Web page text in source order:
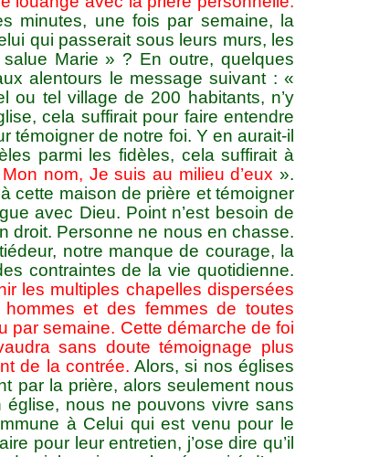
minutes, une fois par semaine, la
qui passerait sous leurs murs, les
Marie » ? En outre, quelques
alentours le message suivant : «
ou tel village de 200 habitants, n’y
cela suffirait pour faire entendre
témoigner de notre foi. Y en aurait-il
parmi les fidèles, cela suffirait à
nom, Je suis au milieu d’eux ».
cette maison de prière et témoigner
avec Dieu. Point n’est besoin de
droit. Personne ne nous en chasse.
notre manque de courage, la
contraintes de la vie quotidienne.
les multiples chapelles dispersées
et des femmes de toutes
par semaine. Cette démarche de foi
sans doute témoignage plus
de la contrée. Alors, si nos églises
par la prière, alors seulement nous
nous ne pouvons vivre sans
à Celui qui est venu pour le
pour leur entretien, j’ose dire qu’il